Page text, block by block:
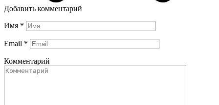
Добавить комментарий
Имя *
Email *
Комментарий